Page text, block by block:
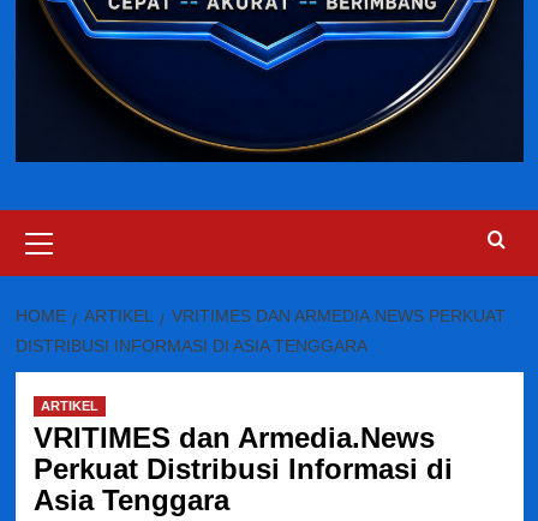
Menu
HOME ARTIKEL
VRITIMES DAN ARMEDIA.NEWS PERKUAT
DISTRIBUSI INFORMASI DI ASIA TENGGARA
ARTIKEL
VRITIMES dan Armedia.News
Perkuat Distribusi Informasi di
Asia Tenggara